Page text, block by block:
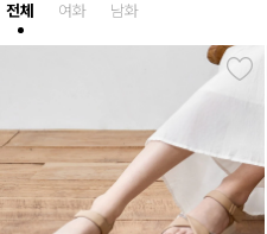
전체 여화 남화